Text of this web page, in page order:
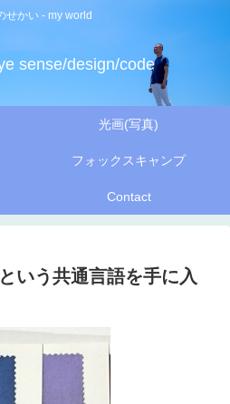
せかい - my world
sense/design/code
光画(写真)
フォックスキャンプ
Contact
いう共通言語を手に入